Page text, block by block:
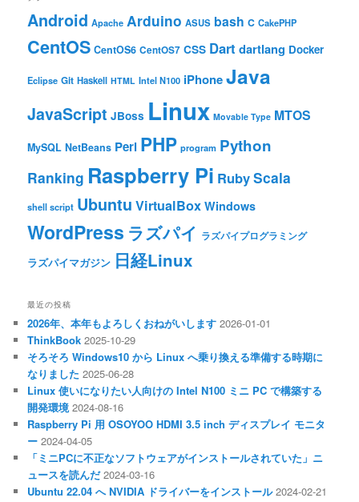
Android Apache Arduino ASUS bash C CakePHP
CentOS CentOS6 CentOS7 CSS Dart dartlang Docker
Eclipse Git Haskell HTML Intel N100 iPhoneJava
JavaScript JBoss Linux Movable Type MTOS
MySQL NetBeans Perl PHP program Python
Ranking Raspberry Pi RubyScala
shell script Ubuntu VirtualBox Windows
WordPress ラズパイ ラズパイプログラミング
ラズパイマガジン 日経Linux
最近の投稿
2026年、本年もよろしくおねがいします 2026-01-01
ThinkBook 2025-10-29
そろそろ Windows10 から Linux へ乗り換える準備する時期に
なりました 2025-06-28
Linux 使いになりたい人向けの Intel N100 ミニ PC で構築する
開発環境 2024-08-16
Raspberry Pi 用 OSOYOO HDMI 3.5 inch ディスプレイ モニタ
ー 2024-04-05
「ミニPCに不正なソフトウェアがインストールされていた」ニ
ュースを読んだ 2024-03-16
Ubuntu 22.04 へ NVIDIA ドライバーをインストール 2024-02-21